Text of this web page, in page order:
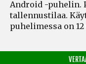
Android -puhelin.
tallennustilaa.
puhelimessa on 12